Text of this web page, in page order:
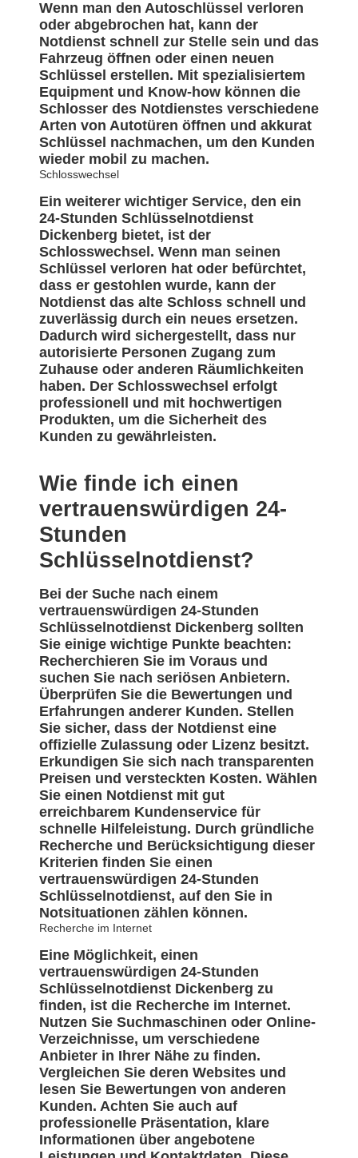
Wenn man den Autoschlüssel verloren
oder abgebrochen hat, kann der
Notdienst schnell zur Stelle sein und das
Fahrzeug öffnen oder einen neuen
Schlüssel erstellen. Mit spezialisiertem
Equipment und Know-how können die
Schlosser des Notdienstes verschiedene
Arten von Autotüren öffnen und akkurat
Schlüssel nachmachen, um den Kunden
wieder mobil zu machen.
Schlosswechsel
Ein weiterer wichtiger Service, den ein
24-Stunden Schlüsselnotdienst
Dickenberg bietet, ist der
Schlosswechsel. Wenn man seinen
Schlüssel verloren hat oder befürchtet,
dass er gestohlen wurde, kann der
Notdienst das alte Schloss schnell und
zuverlässig durch ein neues ersetzen.
Dadurch wird sichergestellt, dass nur
autorisierte Personen Zugang zum
Zuhause oder anderen Räumlichkeiten
haben. Der Schlosswechsel erfolgt
professionell und mit hochwertigen
Produkten, um die Sicherheit des
Kunden zu gewährleisten.
Wie finde ich einen
vertrauenswürdigen 24-
Stunden
Schlüsselnotdienst?
Bei der Suche nach einem
vertrauenswürdigen 24-Stunden
Schlüsselnotdienst Dickenberg sollten
Sie einige wichtige Punkte beachten:
Recherchieren Sie im Voraus und
suchen Sie nach seriösen Anbietern.
Überprüfen Sie die Bewertungen und
Erfahrungen anderer Kunden. Stellen
Sie sicher, dass der Notdienst eine
offizielle Zulassung oder Lizenz besitzt.
Erkundigen Sie sich nach transparenten
Preisen und versteckten Kosten. Wählen
Sie einen Notdienst mit gut
erreichbarem Kundenservice für
schnelle Hilfeleistung. Durch gründliche
Recherche und Berücksichtigung dieser
Kriterien finden Sie einen
vertrauenswürdigen 24-Stunden
Schlüsselnotdienst, auf den Sie in
Notsituationen zählen können.
Recherche im Internet
Eine Möglichkeit, einen
vertrauenswürdigen 24-Stunden
Schlüsselnotdienst Dickenberg zu
finden, ist die Recherche im Internet.
Nutzen Sie Suchmaschinen oder Online-
Verzeichnisse, um verschiedene
Anbieter in Ihrer Nähe zu finden.
Vergleichen Sie deren Websites und
lesen Sie Bewertungen von anderen
Kunden. Achten Sie auch auf
professionelle Präsentation, klare
Informationen über angebotene